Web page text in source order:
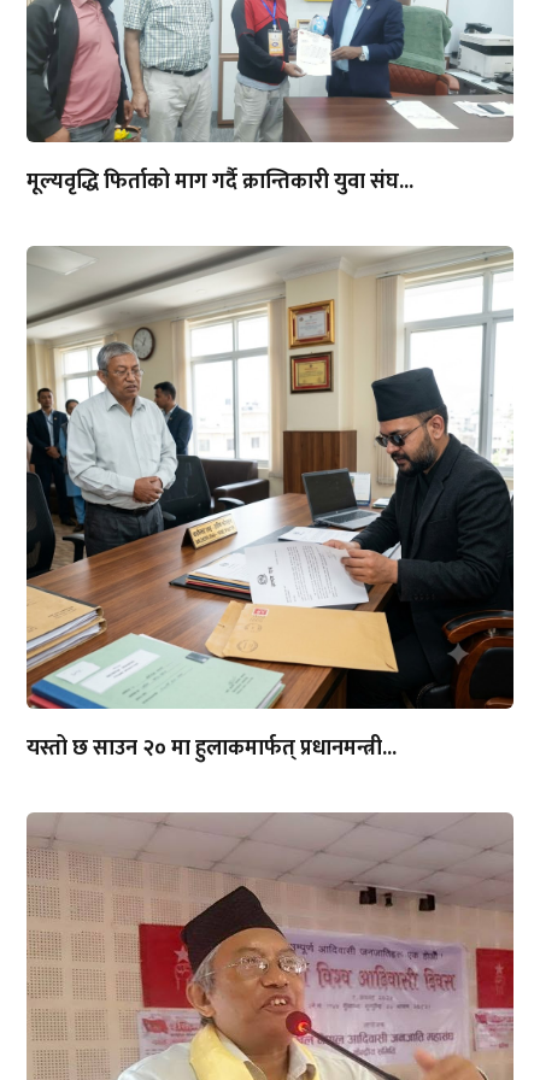
मूल्यवृद्धि फिर्ताको माग गर्दै क्रान्तिकारी युवा संघ...
यस्तो छ साउन २० मा हुलाकमार्फत् प्रधानमन्त्री...